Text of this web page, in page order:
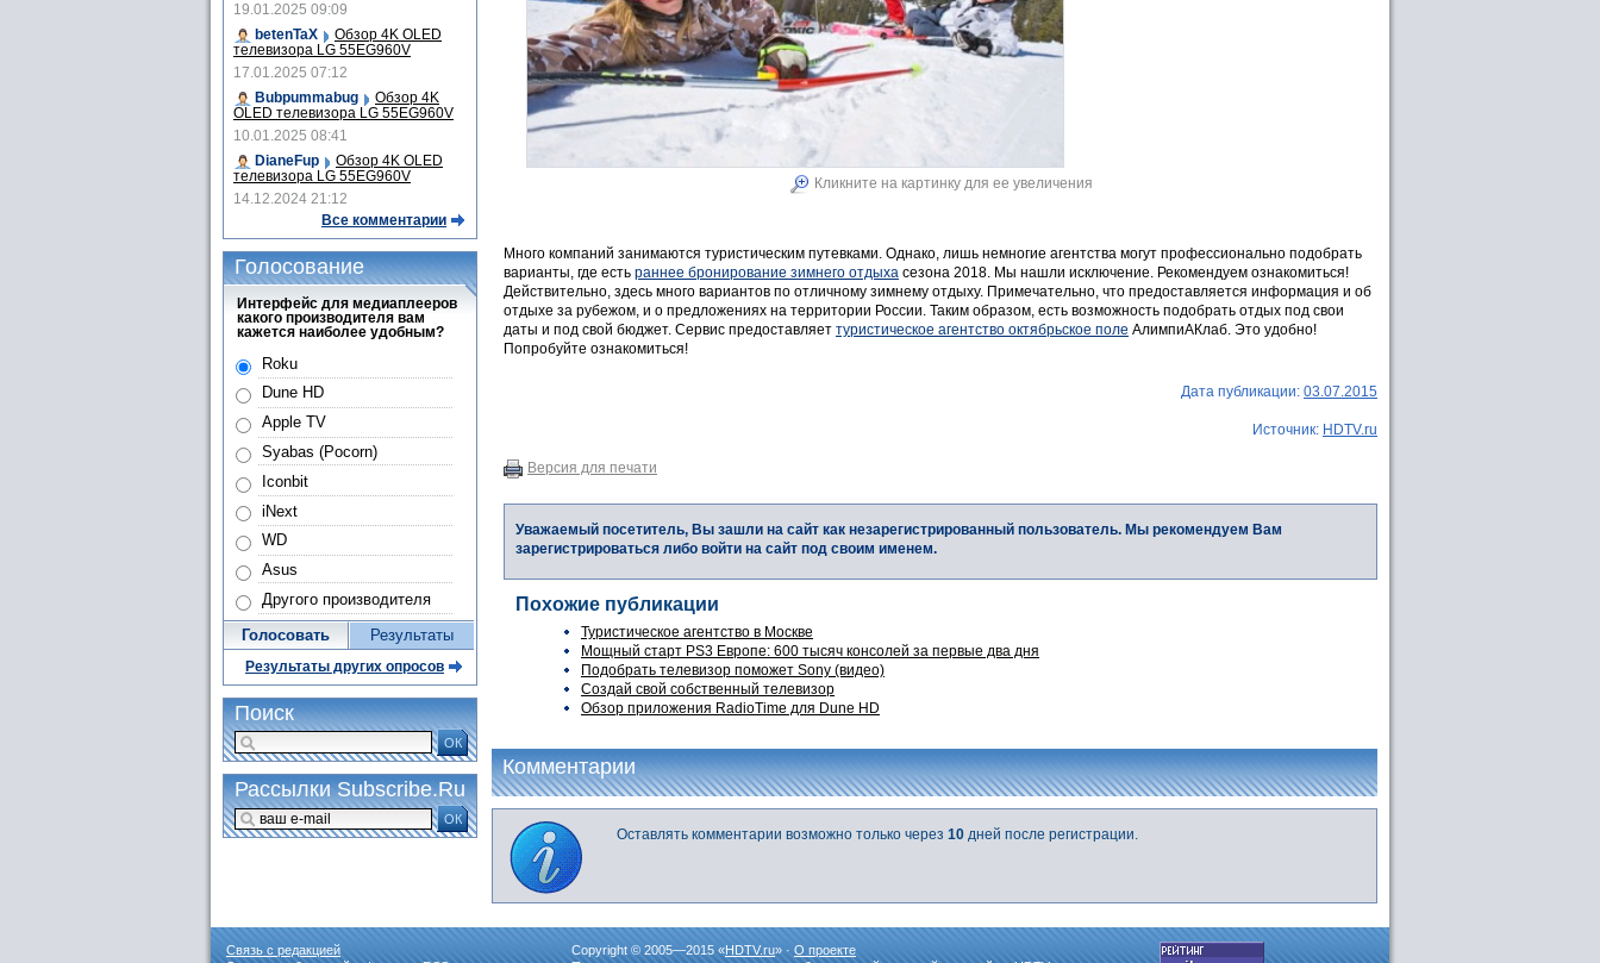
Кликните на картинку для ее увеличения
Много компаний занимаются туристическим путевками. Однако, лишь немногие агентства могут профессионально подобрать
варианты, где есть раннее бронирование зимнего отдыха сезона 2018. Мы нашли исключение. Рекомендуем ознакомиться!
Действительно, здесь много вариантов по отличному зимнему отдыху. Примечательно, что предоставляется информация и об
отдыхе за рубежом, и о предложениях на территории России. Таким образом, есть возможность подобрать отдых под свои
даты и под свой бюджет. Сервис предоставляет туристическое агентство октябрьское поле АлимпиАКлаб. Это удобно!
Попробуйте ознакомиться!
Дата публикации: 03.07.2015
Источник: HDTV.ru
Версия для печати
Уважаемый посетитель, Вы зашли на сайт как незарегистрированный пользователь. Мы рекомендуем Вам
зарегистрироваться либо войти на сайт под своим именем.
Похожие публикации
Туристическое агентство в Москве
Мощный старт PS3 Европе: 600 тысяч консолей за первые два дня
Подобрать телевизор поможет Sony (видео)
Создай свой собственный телевизор
Обзор приложения RadioTime для Dune HD
Комментарии
Оставлять комментарии возможно только через 10 дней после регистрации.
19.01.2025 09:09
betenTaX
Обзор 4K OLED
телевизора LG 55EG960V
17.01.2025 07:12
Bubpummabug
Обзор 4K
OLED телевизора LG 55EG960V
10.01.2025 08:41
DianeFup
Обзор 4K OLED
телевизора LG 55EG960V
14.12.2024 21:12
Все комментарии
Голосование
Интерфейс для медиаплееров
какого производителя вам
кажется наиболее удобным?
Roku
Dune HD
Apple TV
Syabas (Pocorn)
Iconbit
iNext
WD
Asus
Другого производителя
Голосовать Результаты
Результаты других опросов
Поиск
ОК
Рассылки Subscribe.Ru
ОК
Связь с редакцией
Copyright © 2005—2015 «HDTV.ru» · О проекте